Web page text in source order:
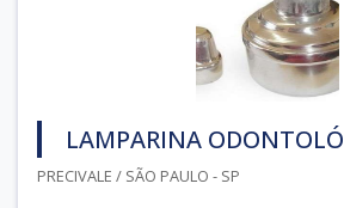
LAMPARINA
PRECIVALE / SÃO PAULO - SP